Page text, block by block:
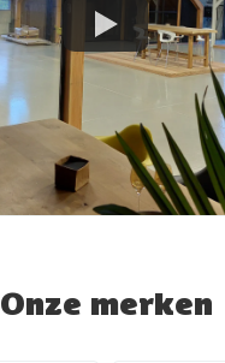
Onze merken